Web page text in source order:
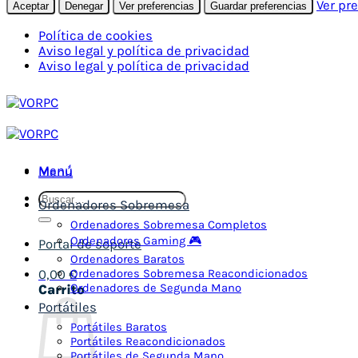
Aceptar Denegar Ver preferencias Guardar preferencias
Ver
Política de cookies
Aviso legal y política de privacidad
Aviso legal y política de privacidad
Saltar
al
contenido
Menú
Buscar
por:
Portal de soporte
0,00 €
Carrito
Menú
Ordenadores Sobremesa
Ordenadores Sobremesa Completos
Ordenadores Gaming 🎮
Ordenadores Baratos
Ordenadores Sobremesa Reacondicionados
Ordenadores de Segunda Mano
Portátiles
Portátiles Baratos
Portátiles Reacondicionados